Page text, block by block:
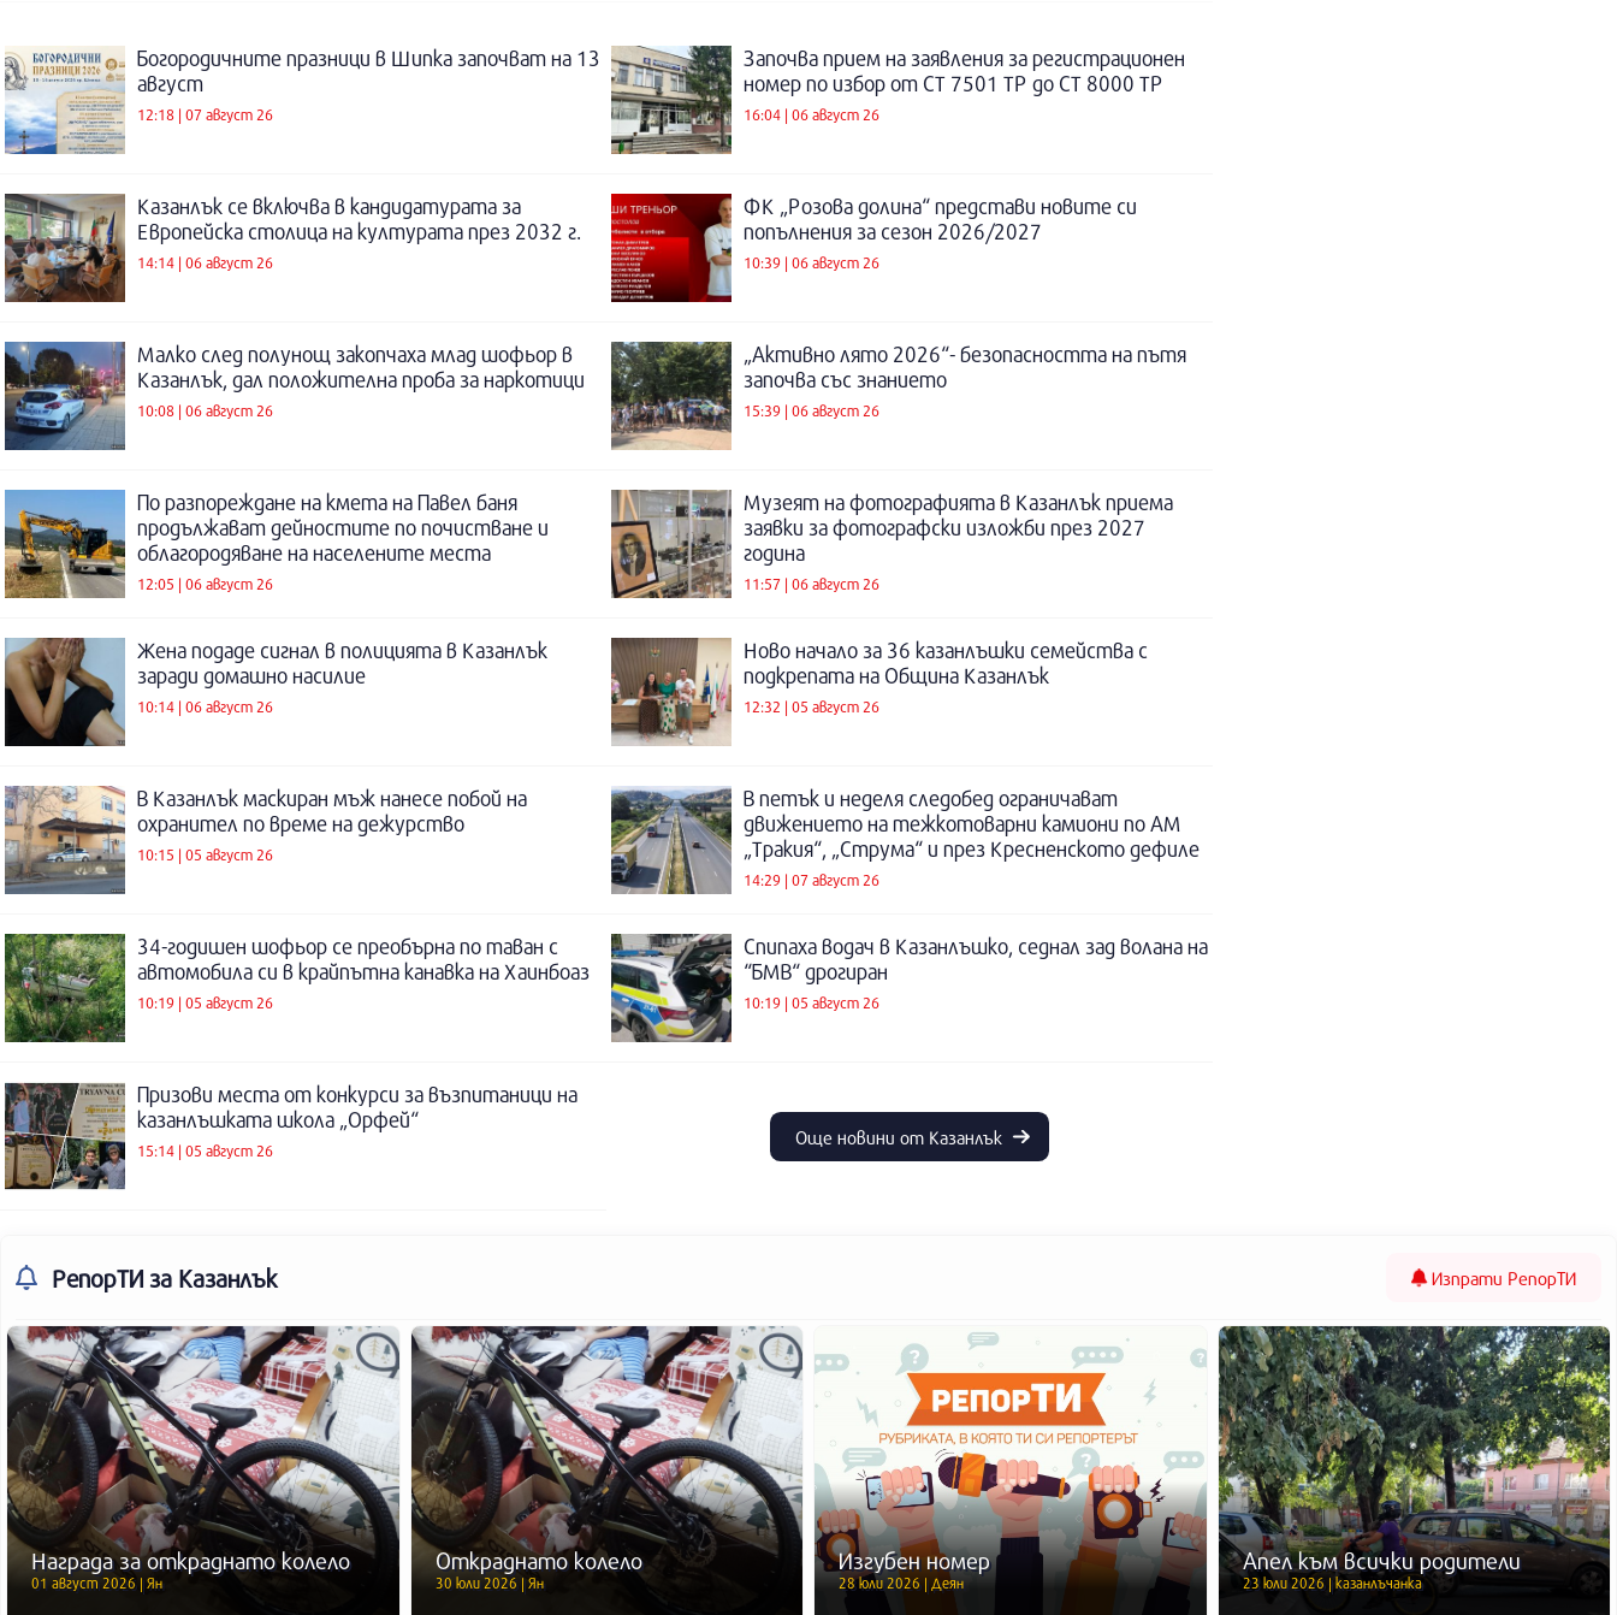
Богородичните празници в Шипка започват на 13
август
12:18 | 07 август 26
Започва прием на заявления за регистрационен
номер по избор от СТ 7501 ТР до СТ 8000 ТР
16:04 | 06 август 26
Казанлък се включва в кандидатурата за
Европейска столица на културата през 2032 г.
14:14 | 06 август 26
ФК „Розова долина“ представи новите си
попълнения за сезон 2026/2027
10:39 | 06 август 26
Малко след полунощ закопчаха млад шофьор в
Казанлък, дал положителна проба за наркотици
10:08 | 06 август 26
„Активно лято 2026“- безопасността на пътя
започва със знанието
15:39 | 06 август 26
По разпореждане на кмета на Павел баня
продължават дейностите по почистване и
облагородяване на населените места
12:05 | 06 август 26
Музеят на фотографията в Казанлък приема
заявки за фотографски изложби през 2027
година
11:57 | 06 август 26
Жена подаде сигнал в полицията в Казанлък
заради домашно насилие
10:14 | 06 август 26
Ново начало за 36 казанлъшки семейства с
подкрепата на Община Казанлък
12:32 | 05 август 26
В Казанлък маскиран мъж нанесе побой на
охранител по време на дежурство
10:15 | 05 август 26
В петък и неделя следобед ограничават
движението на тежкотоварни камиони по АМ
„Тракия“, „Струма“ и през Кресненското дефиле
14:29 | 07 август 26
34-годишен шофьор се преобърна по таван с
автомобила си в крайпътна канавка на Хаинбоаз
10:19 | 05 август 26
Спипаха водач в Казанлъшко, седнал зад волана на
“БМВ“ дрогиран
10:19 | 05 август 26
Призови места от конкурси за възпитаници на
казанлъшката школа „Орфей“
15:14 | 05 август 26
Още новини от Казанлък
РепорТИ за Казанлък Изпрати РепорТИ
Награда за откраднато колело
01 август 2026 | Ян
Откраднато колело
30 юли 2026 | Ян
Изгубен номер
28 юли 2026 | Деян
Апел към всички родители
23 юли 2026 | казанлъчанка